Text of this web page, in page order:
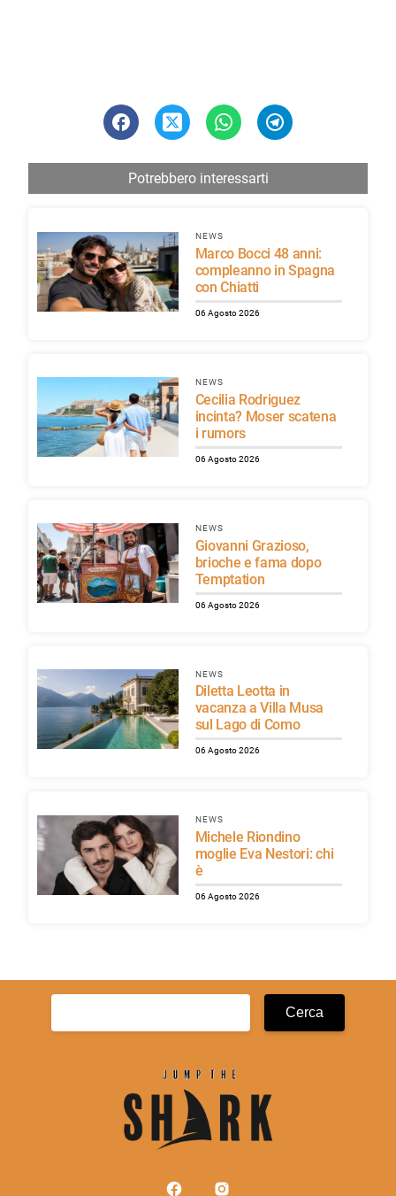
Potrebbero interessarti
NEWS
Marco Bocci 48 anni:
compleanno in Spagna
con Chiatti
06 Agosto 2026
NEWS
Cecilia Rodriguez
incinta? Moser scatena
i rumors
06 Agosto 2026
NEWS
Giovanni Grazioso,
brioche e fama dopo
Temptation
06 Agosto 2026
NEWS
Diletta Leotta in
vacanza a Villa Musa
sul Lago di Como
06 Agosto 2026
NEWS
Michele Riondino
moglie Eva Nestori: chi
è
06 Agosto 2026